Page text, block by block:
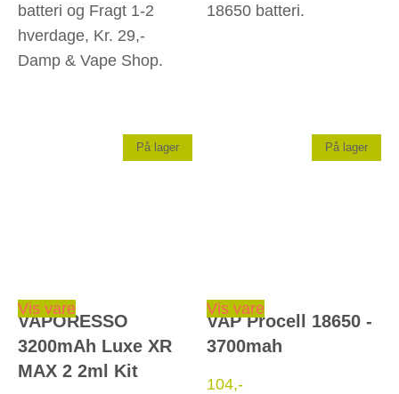
batteri og Fragt 1-2
hverdage, Kr. 29,-
Damp & Vape Shop.
18650 batteri.
På lager
Vis vare
VAPORESSO
3200mAh Luxe XR
MAX 2 2ml Kit
På lager
Vis vare
VAP Procell 18650 -
3700mah
104,-